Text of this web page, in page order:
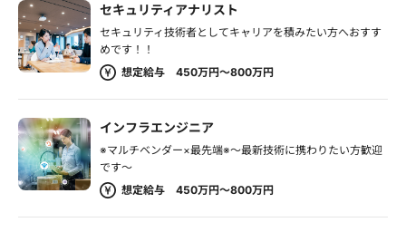
セキュリティアナリスト
セキュリティ技術者としてキャリアを積みたい方へおすす
めです！！
想定給与 450万円～800万円
インフラエンジニア
※マルチベンダー×最先端※～最新技術に携わりたい方歓迎
です～
想定給与 450万円～800万円